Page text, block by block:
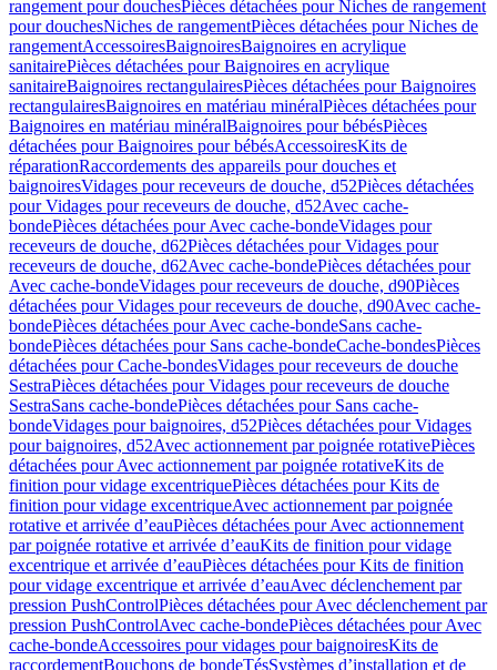
rangement pour douchesPièces détachées pour Niches de rangement
pour douchesNiches de rangementPièces détachées pour Niches de
rangementAccessoiresBaignoiresBaignoires en acrylique
sanitairePièces détachées pour Baignoires en acrylique
sanitaireBaignoires rectangulairesPièces détachées pour Baignoires
rectangulairesBaignoires en matériau minéralPièces détachées pour
Baignoires en matériau minéralBaignoires pour bébésPièces
détachées pour Baignoires pour bébésAccessoiresKits de
réparationRaccordements des appareils pour douches et
baignoiresVidages pour receveurs de douche, d52Pièces détachées
pour Vidages pour receveurs de douche, d52Avec cache-
bondePièces détachées pour Avec cache-bondeVidages pour
receveurs de douche, d62Pièces détachées pour Vidages pour
receveurs de douche, d62Avec cache-bondePièces détachées pour
Avec cache-bondeVidages pour receveurs de douche, d90Pièces
détachées pour Vidages pour receveurs de douche, d90Avec cache-
bondePièces détachées pour Avec cache-bondeSans cache-
bondePièces détachées pour Sans cache-bondeCache-bondesPièces
détachées pour Cache-bondesVidages pour receveurs de douche
SestraPièces détachées pour Vidages pour receveurs de douche
SestraSans cache-bondePièces détachées pour Sans cache-
bondeVidages pour baignoires, d52Pièces détachées pour Vidages
pour baignoires, d52Avec actionnement par poignée rotativePièces
détachées pour Avec actionnement par poignée rotativeKits de
finition pour vidage excentriquePièces détachées pour Kits de
finition pour vidage excentriqueAvec actionnement par poignée
rotative et arrivée d’eauPièces détachées pour Avec actionnement
par poignée rotative et arrivée d’eauKits de finition pour vidage
excentrique et arrivée d’eauPièces détachées pour Kits de finition
pour vidage excentrique et arrivée d’eauAvec déclenchement par
pression PushControlPièces détachées pour Avec déclenchement par
pression PushControlAvec cache-bondePièces détachées pour Avec
cache-bondeAccessoires pour vidages pour baignoiresKits de
raccordementBouchons de bondeTésSystèmes d’installation et de